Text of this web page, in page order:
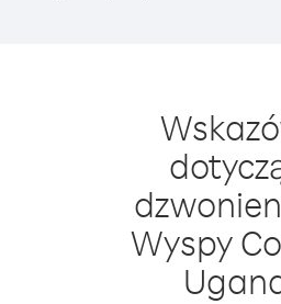
Wyspy